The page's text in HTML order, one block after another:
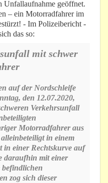
Unfallaufnahme geöffnet.
– ein Motorradfahrer im
- Im Polizeibericht -
das so:
mit schwer
auf der Nordschleife
den 12.07.2020,
Verkehrsunfall
Motorradfahrer aus
in einem
in einer Rechtskurve auf
daraufhin mit einer
befindlichen
zog sich dieser